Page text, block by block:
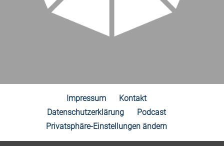
Impressum
Kontakt
Datenschutzerklärung
Podcast
Privatsphäre-Einstellungen ändern